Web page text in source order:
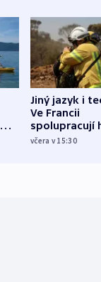
Jiný jazyk i
Ve Francii
spolupracují
různých zemí
včera v 15:30